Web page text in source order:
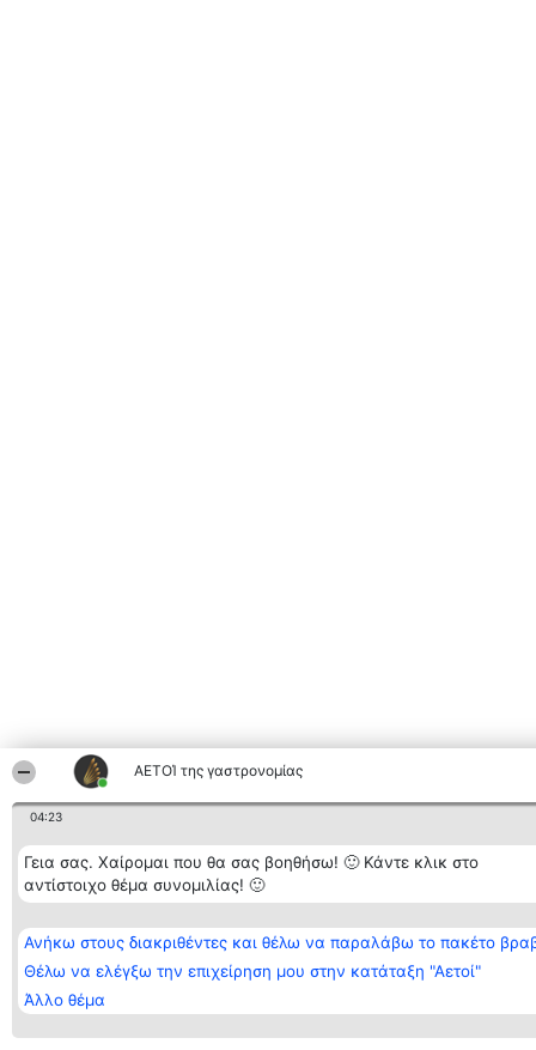
ΑΕΤΟΊ της γαστρονομίας
04:23
Γεια σας. Χαίρομαι που θα σας βοηθήσω! 🙂 Κάντε κλικ στο
αντίστοιχο θέμα συνομιλίας! 🙂
Ανήκω στους διακριθέντες και θέλω να παραλάβω το πακέτο
Θέλω να ελέγξω την επιχείρηση μου στην κατάταξη "Αετοί"
Άλλο θέμα